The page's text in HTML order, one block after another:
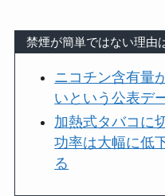
禁煙が簡単ではない理由
ニコチン含有量
いという公表デ
加熱式タバコに
功率は大幅に低
る